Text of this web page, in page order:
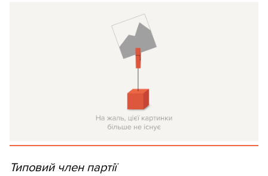
Типовий член партії